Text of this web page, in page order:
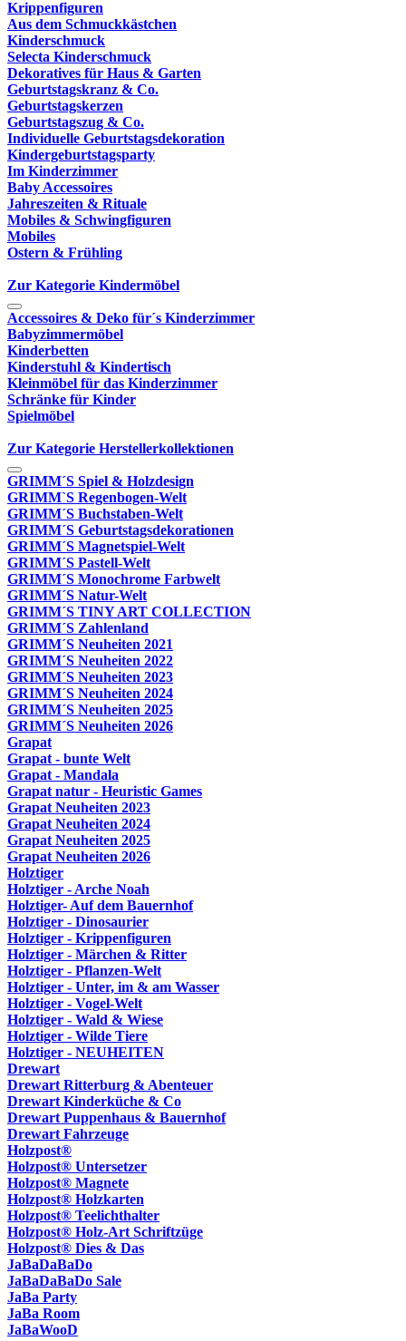
Krippenfiguren
Aus dem Schmuckkästchen
Kinderschmuck
Selecta Kinderschmuck
Dekoratives für Haus & Garten
Geburtstagskranz & Co.
Geburtstagskerzen
Geburtstagszug & Co.
Individuelle Geburtstagsdekoration
Kindergeburtstagsparty
Im Kinderzimmer
Baby Accessoires
Jahreszeiten & Rituale
Mobiles & Schwingfiguren
Mobiles
Ostern & Frühling
Zur Kategorie Kindermöbel
Accessoires & Deko für´s Kinderzimmer
Babyzimmermöbel
Kinderbetten
Kinderstuhl & Kindertisch
Kleinmöbel für das Kinderzimmer
Schränke für Kinder
Spielmöbel
Zur Kategorie Herstellerkollektionen
GRIMM´S Spiel & Holzdesign
GRIMM`S Regenbogen-Welt
GRIMM´S Buchstaben-Welt
GRIMM´S Geburtstagsdekorationen
GRIMM´S Magnetspiel-Welt
GRIMM´S Pastell-Welt
GRIMM´S Monochrome Farbwelt
GRIMM´S Natur-Welt
GRIMM´S TINY ART COLLECTION
GRIMM´S Zahlenland
GRIMM´S Neuheiten 2021
GRIMM´S Neuheiten 2022
GRIMM´S Neuheiten 2023
GRIMM´S Neuheiten 2024
GRIMM´S Neuheiten 2025
GRIMM´S Neuheiten 2026
Grapat
Grapat - bunte Welt
Grapat - Mandala
Grapat natur - Heuristic Games
Grapat Neuheiten 2023
Grapat Neuheiten 2024
Grapat Neuheiten 2025
Grapat Neuheiten 2026
Holztiger
Holztiger - Arche Noah
Holztiger- Auf dem Bauernhof
Holztiger - Dinosaurier
Holztiger - Krippenfiguren
Holztiger - Märchen & Ritter
Holztiger - Pflanzen-Welt
Holztiger - Unter, im & am Wasser
Holztiger - Vogel-Welt
Holztiger - Wald & Wiese
Holztiger - Wilde Tiere
Holztiger - NEUHEITEN
Drewart
Drewart Ritterburg & Abenteuer
Drewart Kinderküche & Co
Drewart Puppenhaus & Bauernhof
Drewart Fahrzeuge
Holzpost®
Holzpost® Untersetzer
Holzpost® Magnete
Holzpost® Holzkarten
Holzpost® Teelichthalter
Holzpost® Holz-Art Schriftzüge
Holzpost® Dies & Das
JaBaDaBaDo
JaBaDaBaDo Sale
JaBa Party
JaBa Room
JaBaWooD